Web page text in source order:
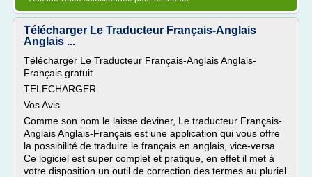
Télécharger Le Traducteur Français-Anglais
Anglais ...
Télécharger Le Traducteur Français-Anglais Anglais-
Français gratuit
TELECHARGER
Vos Avis
Comme son nom le laisse deviner, Le traducteur Français-
Anglais Anglais-Français est une application qui vous offre
la possibilité de traduire le français en anglais, vice-versa.
Ce logiciel est super complet et pratique, en effet il met à
votre disposition un outil de correction des termes au pluriel